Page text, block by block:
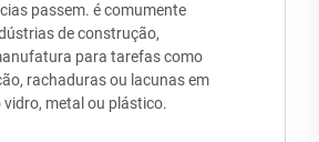
passem. é comumente
de construção,
para tarefas como
rachaduras ou lacunas em
metal ou plástico.